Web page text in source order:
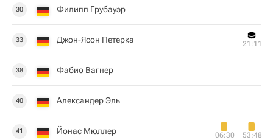
30 Филипп Грубауэр
33 Джон-Ясон Петерка 21:11
38 Фабио Вагнер
40 Александер Эль
41 Йонас Мюллер 06:30 53:48